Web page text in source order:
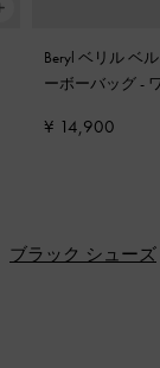
Beryl ベリル ベ
ーボーバッグ-
¥ 14,900
ブラック シューズ